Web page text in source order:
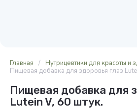
Главная / Нутрицевтики для красоты и
Пищевая добавка для здоровья глаз
Пищевая добавка для
Lutein V, 60 штук.